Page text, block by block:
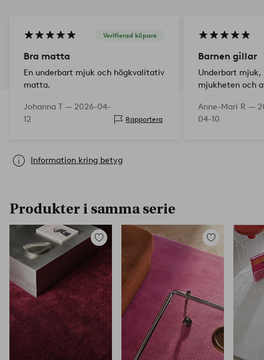
Verifierad köpare
Bra matta
En underbart mjuk och högkvalitativ
matta.
Johanna T — 2026-04-
12
Rapportera
Barnen gillar
Underbart mjuk,
mjukheten och
ljusare än på
Anne-Mari R —
04-10
Information kring betyg
Produkter i samma serie
Lägg
favoriter
Lägg
till
i
favoriter